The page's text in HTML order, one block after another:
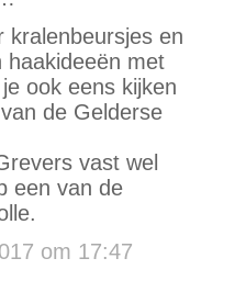
kralenbeursjes en
haakideeën met
ook eens kijken
de Gelderse
vast wel
een van de
om 17:47